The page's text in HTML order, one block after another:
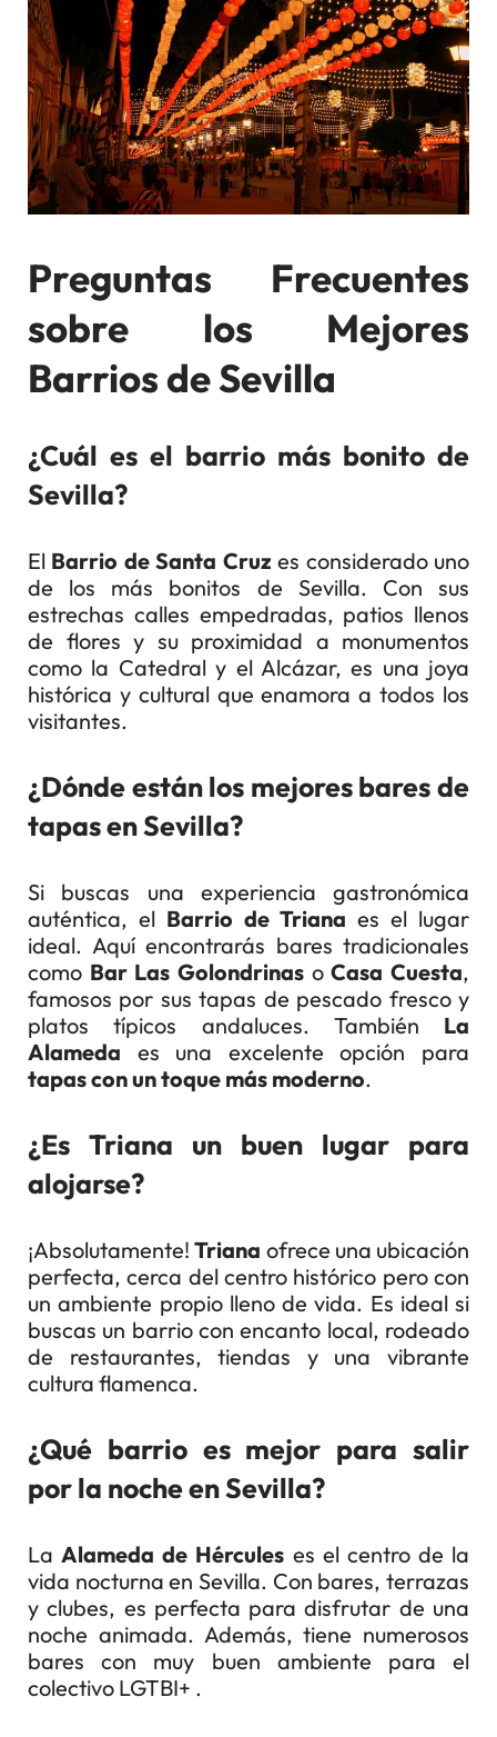
Preguntas Frecuentes
sobre los Mejores
Barrios de Sevilla
¿Cuál es el barrio más bonito de
Sevilla?
El Barrio de Santa Cruz es considerado uno
de los más bonitos de Sevilla. Con sus
estrechas calles empedradas, patios llenos
de flores y su proximidad a monumentos
como la Catedral y el Alcázar, es una joya
histórica y cultural que enamora a todos los
visitantes.
¿Dónde están los mejores bares de
tapas en Sevilla?
Si buscas una experiencia gastronómica
auténtica, el Barrio de Triana es el lugar
ideal. Aquí encontrarás bares tradicionales
como Bar Las Golondrinas oCasa Cuesta,
famosos por sus tapas de pescado fresco y
platos típicos andaluces. También La
Alameda es una excelente opción para
tapas con un toque más moderno.
¿Es Triana un buen lugar para
alojarse?
¡Absolutamente!Triana ofrece una ubicación
perfecta, cerca del centro histórico pero con
un ambiente propio lleno de vida. Es ideal si
buscas un barrio con encanto local, rodeado
de restaurantes, tiendas y una vibrante
cultura flamenca.
¿Qué barrio es mejor para salir
por la noche en Sevilla?
LaAlameda de Hércules es el centro de la
vida nocturna en Sevilla. Con bares, terrazas
y clubes, es perfecta para disfrutar de una
noche animada. Además, tiene numerosos
bares con muy buen ambiente para el
colectivo LGTBI+ .